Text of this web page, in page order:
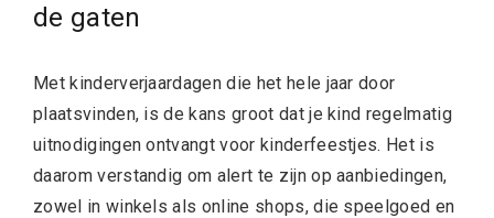
de gaten
Met kinderverjaardagen die het hele jaar door
plaatsvinden, is de kans groot dat je kind regelmatig
uitnodigingen ontvangt voor kinderfeestjes. Het is
daarom verstandig om alert te zijn op aanbiedingen,
zowel in winkels als online shops, die speelgoed en